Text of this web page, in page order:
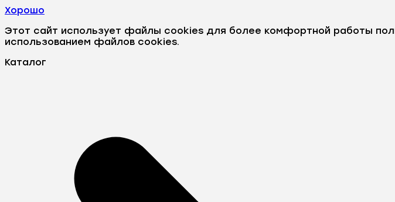
Хорошо
Этот сайт использует файлы cookies для более комфортной работы
использованием файлов cookies.
Каталог